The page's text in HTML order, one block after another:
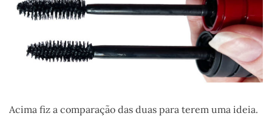
Acima fiz a comparação das duas para terem uma ideia.